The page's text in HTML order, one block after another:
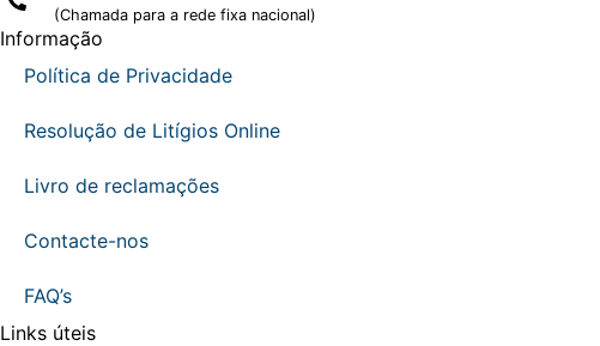
(Chamada para a rede fixa nacional)
Informação
Política de Privacidade
Resolução de Litígios Online
Livro de reclamações
Contacte-nos
FAQ’s
Links úteis